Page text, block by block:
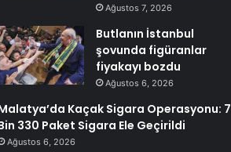
Ağustos 7, 2026
Butlanın İstanbul
şovunda figüranlar
fiyakayı bozdu
Ağustos 6, 2026
Kaçak Sigara Operasyonu: 7
330 Paket Sigara Ele Geçirildi
Ağustos 6, 2026